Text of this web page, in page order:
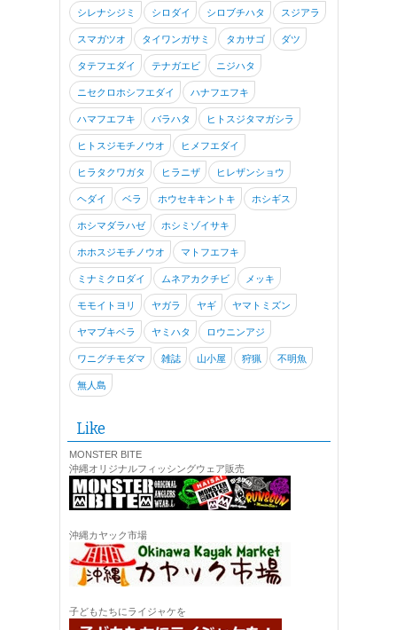
シレナシジミ シロダイ シロブチハタ スジアラ
スマガツオ タイワンガサミ タカサゴ ダツ
タテフエダイ テナガエビ ニジハタ
ニセクロホシフエダイ ハナフエフキ
ハマフエフキ バラハタ ヒトスジタマガシラ
ヒトスジモチノウオ ヒメフエダイ
ヒラタクワガタ ヒラニザ ヒレザンショウ
ヘダイ ベラ ホウセキキントキ ホシギス
ホシマダラハゼ ホシミゾイサキ
ホホスジモチノウオ マトフエフキ
ミナミクロダイ ムネアカクチビ メッキ
モモイトヨリ ヤガラ ヤギ ヤマトミズン
ヤマブキベラ ヤミハタ ロウニンアジ
ワニグチモダマ 雑誌 山小屋 狩猟 不明魚
無人島
Like
MONSTER BITE
沖縄オリジナルフィッシングウェア販売
沖縄カヤック市場
子どもたちにライジャケを